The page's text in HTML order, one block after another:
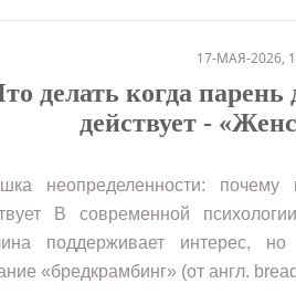
17-МАЯ-2026,
делать когда парень
действует -
неопределенности:
В современной
поддерживает интерес,
«бредкрамбинг» (от англ.